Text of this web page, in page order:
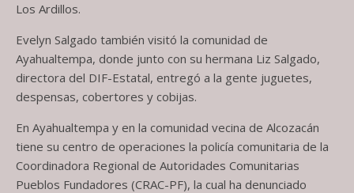
Los Ardillos.
Evelyn Salgado también visitó la comunidad de
Ayahualtempa, donde junto con su hermana Liz Salgado,
directora del DIF-Estatal, entregó a la gente juguetes,
despensas, cobertores y cobijas.
En Ayahualtempa y en la comunidad vecina de Alcozacán
tiene su centro de operaciones la policía comunitaria de la
Coordinadora Regional de Autoridades Comunitarias
Pueblos Fundadores (CRAC-PF), la cual ha denunciado